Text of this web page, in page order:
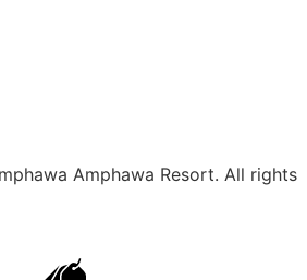
Amphawa Resort. All rights